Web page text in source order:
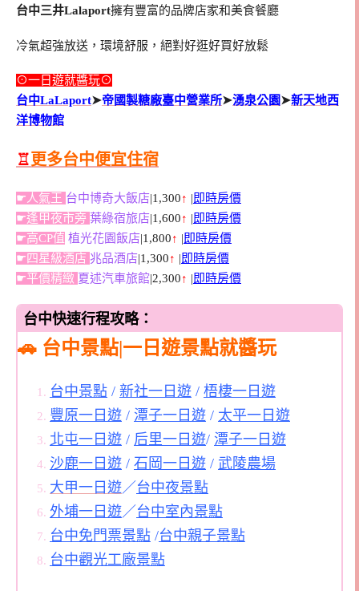
台中三井Lalaport擁有豐富的品牌店家和美食餐廳
冷氣超強放送，環境舒服，絕對好逛好買好放鬆
⊙一日遊就醬玩⊙
台中LaLaport➤帝國製糖廠臺中營業所➤湧泉公園➤新天地西
洋博物館
♖ 更多台中便宜住宿
☛人氣王 台中博奇大飯店|1,300↑ |即時房價
☛逢甲夜市旁 葉綠宿旅店|1,600↑ |即時房價
☛高CP值 植光花園飯店|1,800↑ |即時房價
☛四星級酒店 兆品酒店|1,300↑ |即時房價
☛平價精緻 夏述汽車旅館|2,300↑ |即時房價
台中快速行程攻略：
🚗 台中景點|一日遊景點就醬玩
台中景點 / 新社一日遊 / 梧棲一日遊
豐原一日遊 / 潭子一日遊 / 太平一日遊
北屯一日遊 / 后里一日遊/ 潭子一日遊
沙鹿一日遊 / 石岡一日遊 / 武陵農場
大甲一日遊／ 台中夜景點
外埔一日遊／ 台中室內景點
台中免門票景點 /台中親子景點
台中觀光工廠景點